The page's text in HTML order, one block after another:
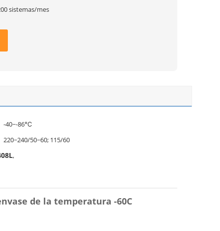
sistemas/mes
-40~-86℃
220~240/50~60; 115/60
,
de la temperatura -60C